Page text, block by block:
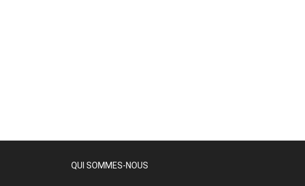
QUI SOMMES-NOUS